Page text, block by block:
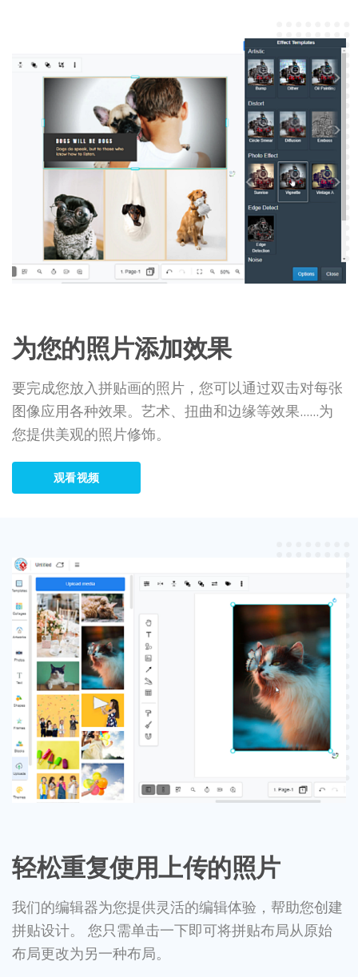
为您的照片添加效果
要完成您放入拼贴画的照片，您可以通过双击对每张
图像应用各种效果。艺术、扭曲和边缘等效果......为
您提供美观的照片修饰。
观看视频
轻松重复使用上传的照片
我们的编辑器为您提供灵活的编辑体验，帮助您创建
拼贴设计。 您只需单击一下即可将拼贴布局从原始
布局更改为另一种布局。